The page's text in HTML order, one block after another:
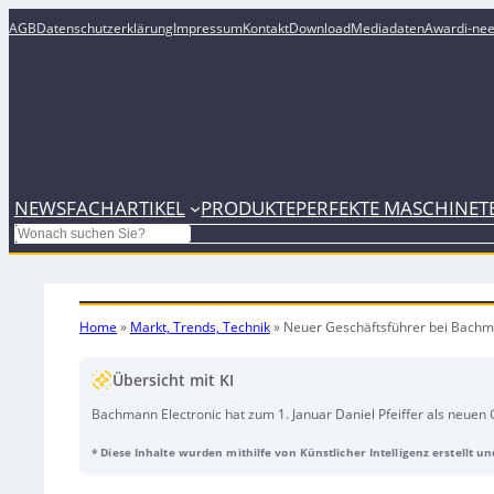
AGBDatenschutzerklärungImpressumKontaktDownloadMediadatenAwardi-
NEWSFACHARTIKEL PRODUKTEPERFEKTE MASCHINE
Search
Home » Markt, Trends, Technik» Neuer Geschäftsführer bei
Übersicht mit KI
Bachmann Electronic hat zum 1. Januar Daniel Pfeiffer als
künftig leitet er die Bereiche Technik, Sales, Applikation und
* Diese Inhalte wurden mithilfe von Künstlicher Intelligenz erstellt